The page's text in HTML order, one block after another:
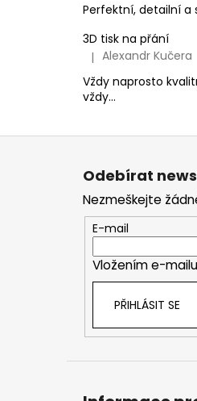
Perfektní, detailní a
3D tisk na přání
Hodnocení
| Alexandr Kučera
Vždy naprosto
vždy...
Z
Odebírat
Nezmeškejte
E-mail
Vložením e-
PŘIHLÁSIT SE